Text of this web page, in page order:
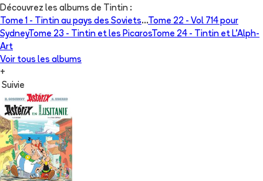
Découvrez les albums de Tintin :
Tome 1 -
Tintin au pays des Soviets...Tome 22 - Vol 714 pour
SydneyTome 23 - Tintin et les PicarosTome 24 -
Tintin et L'Alph-
Art
Voir tous les albums
+
Suivie